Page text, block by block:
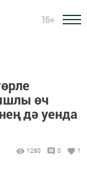
16+
өч
дә уенда
1280 0 1